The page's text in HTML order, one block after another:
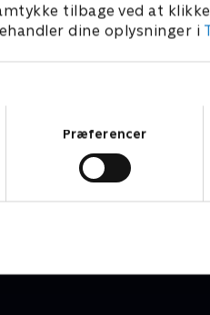
tilbage ved at
dine oplysninger i
Præferencer